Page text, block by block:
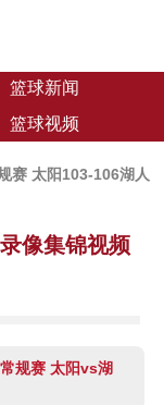
篮球新闻
篮球视频
赛 太阳103-106湖人
像集锦视频
规赛 太阳vs湖